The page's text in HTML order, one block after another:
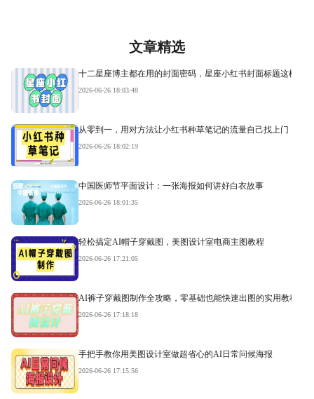
文章精选
十二星座博主都在用的封面密码，星座小红书封面标题这样写
2026-06-26 18:03:48
从零到一，用对方法让小红书种草笔记的流量自己找上门
2026-06-26 18:02:19
中国医师节平面设计：一张海报如何讲好白衣故事
2026-06-26 18:01:35
轻松搞定AI帽子穿戴图，美图设计室电商主图教程
2026-06-26 17:21:05
AI裤子穿戴图制作全攻略，零基础也能快速出图的实用教程
2026-06-26 17:18:18
手把手教你用美图设计室做超省心的AI日常问候海报
2026-06-26 17:15:56